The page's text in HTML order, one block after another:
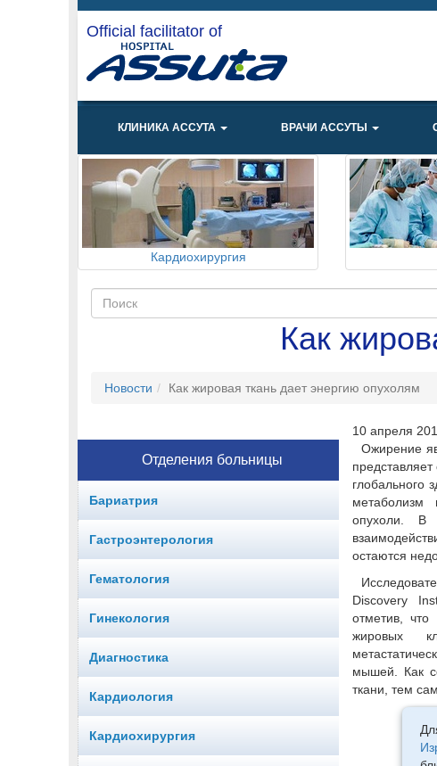
Official facilitator of
КЛИНИКА АССУТА ВРАЧИ АССУТЫ
Кардиохирургия
Как
Новости Как жировая ткань дает энергию опухолям
Отделения больницы
Бариатрия
Гастроэнтерология
Гематология
Гинекология
Диагностика
Кардиология
Кардиохирургия
10 апреля
Ожирение
глобального
метаболизм
опухоли. В
остаются
Discovery
отметив,
жировых
мышей. Как
ткани, тем